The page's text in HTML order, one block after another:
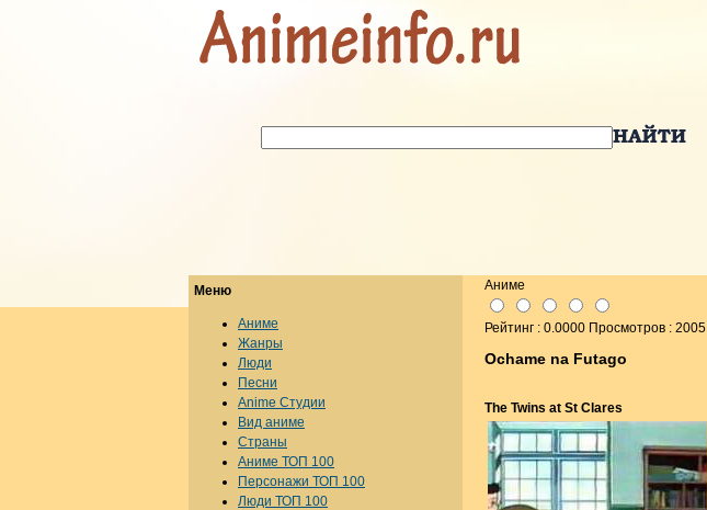
Аниме
Рейтинг : 0.0000 Просмотров : 2005
Ochame na Futago
The Twins at St Clares
Меню
Аниме
Жанры
Люди
Песни
Anime Студии
Вид аниме
Страны
Аниме ТОП 100
Персонажи ТОП 100
Люди ТОП 100